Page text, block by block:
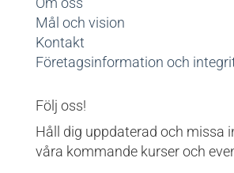
Mål och vision
Kontakt
Företagsinformation och
Följ oss!
Håll dig uppdaterad och missa
våra kommande kurser och